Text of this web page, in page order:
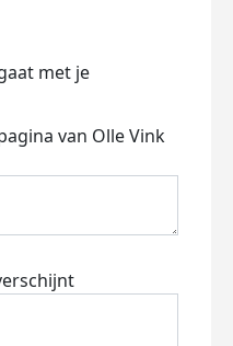
met je
van Olle Vink